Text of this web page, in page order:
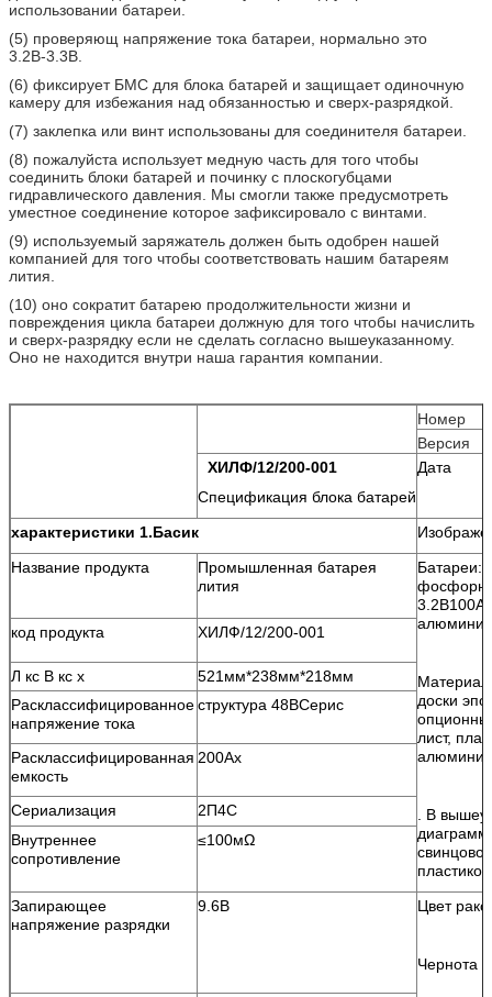
использовании батареи.
(5) проверяющ напряжение тока батареи, нормально это
3.2В-3.3В.
(6) фиксирует БМС для блока батарей и защищает одиночную
камеру для избежания над обязанностью и сверх-разрядкой.
(7) заклепка или винт использованы для соединителя батареи.
(8) пожалуйста использует медную часть для того чтобы
соединить блоки батарей и починку с плоскогубцами
гидравлического давления. Мы смогли также предусмотреть
уместное соединение которое зафиксировало с винтами.
(9) используемый заряжатель должен быть одобрен нашей
компанией для того чтобы соответствовать нашим батареям
лития.
(10) оно сократит батарею продолжительности жизни и
повреждения цикла батареи должную для того чтобы начислить
и сверх-разрядку если не сделать согласно вышеуказанному.
Оно не находится внутри наша гарантия компании.
Номер
Версия
ХИЛФ/12/200-001
Спецификация блока батарей
Дата
характеристики 1.Басик
Название продукта
Промышленная батарея
лития
Батареи:
Материал
доски
лист,
. В
код продукта ХИЛФ/12/200-001
Л кс В кс х
521мм*238мм*218мм
Расклассифицированное
напряжение тока
структура 48ВСерис
Расклассифицированная
емкость
200Ах
Сериализация
2П4С
Внутреннее
сопротивление
≤100мΩ
Запирающее
напряжение разрядки
9.6В Цвет
Чернота